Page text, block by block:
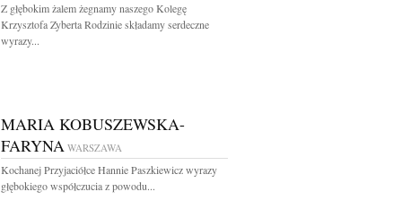
Z głębokim żalem żegnamy naszego Kolegę
Krzysztofa Zyberta Rodzinie składamy serdeczne
wyrazy...
MARIA KOBUSZEWSKA-
FARYNA WARSZAWA
Kochanej Przyjaciółce Hannie Paszkiewicz wyrazy
głębokiego współczucia z powodu...